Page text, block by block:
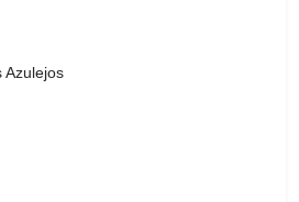
Azulejos